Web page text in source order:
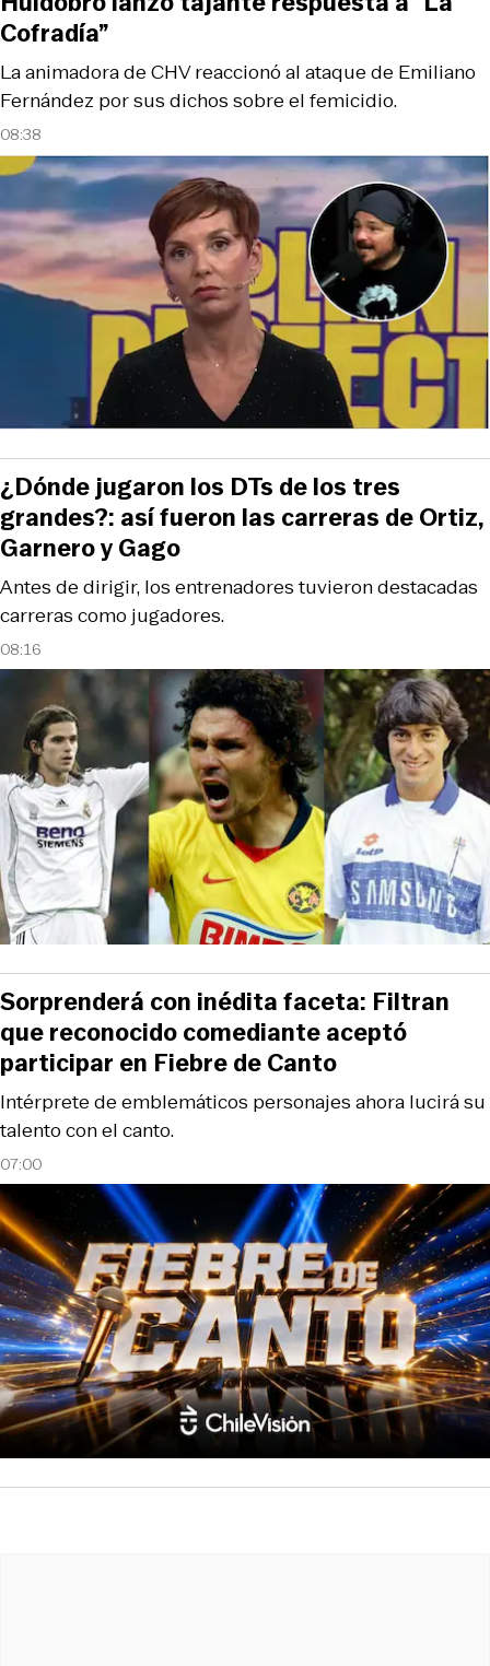
08:38
La animadora de CHV reaccionó al ataque de Emiliano
Fernández por sus dichos sobre el femicidio.
Cofradía”
08:16
Antes de dirigir, los entrenadores tuvieron destacadas
carreras como jugadores.
¿Dónde jugaron los DTs de los tres
grandes?: así fueron las carreras de Ortiz,
Garnero y Gago
07:00
Intérprete de emblemáticos personajes ahora lucirá su
talento con el canto.
Sorprenderá con inédita faceta: Filtran
que reconocido comediante aceptó
participar en Fiebre de Canto